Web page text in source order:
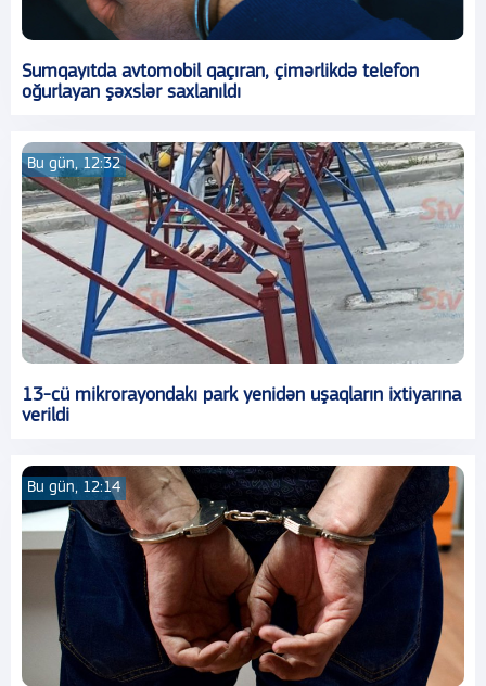
Sumqayıtda avtomobil qaçıran, çimərlikdə telefon
oğurlayan şəxslər saxlanıldı
Bu gün, 12:32
13-cü mikrorayondakı park yenidən uşaqların ixtiyarına
verildi
Bu gün, 12:14